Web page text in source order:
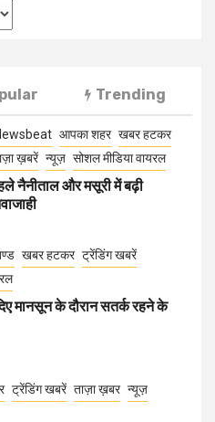
Trending
आपका शहर खबर हटकर
ख़बरें न्यूज़ सोशल मीडिया वायरल
नैनीताल और मसूरी में बढ़ी
खबर हटकर ट्रेंडिंग खबरें
मानसून के दौरान सतर्क रहने के
ट्रेंडिंग खबरें ताज़ा ख़बर न्यूज़